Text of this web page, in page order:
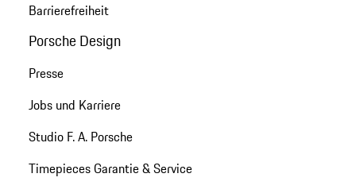
Barrierefreiheit
Porsche Design
Presse
Jobs und Karriere
Studio F. A. Porsche
Timepieces Garantie & Service